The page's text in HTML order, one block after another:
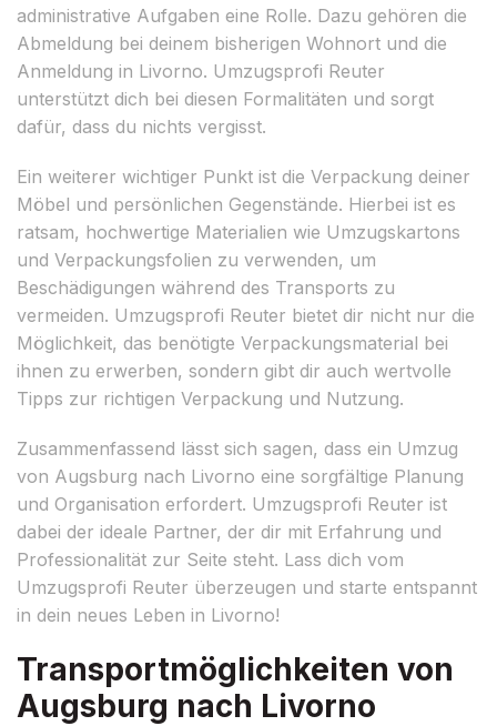
administrative Aufgaben eine Rolle. Dazu gehören die
Abmeldung bei deinem bisherigen Wohnort und die
Anmeldung in Livorno. Umzugsprofi Reuter
unterstützt dich bei diesen Formalitäten und sorgt
dafür, dass du nichts vergisst.
Ein weiterer wichtiger Punkt ist die Verpackung deiner
Möbel und persönlichen Gegenstände. Hierbei ist es
ratsam, hochwertige Materialien wie Umzugskartons
und Verpackungsfolien zu verwenden, um
Beschädigungen während des Transports zu
vermeiden. Umzugsprofi Reuter bietet dir nicht nur die
Möglichkeit, das benötigte Verpackungsmaterial bei
ihnen zu erwerben, sondern gibt dir auch wertvolle
Tipps zur richtigen Verpackung und Nutzung.
Zusammenfassend lässt sich sagen, dass ein Umzug
von Augsburg nach Livorno eine sorgfältige Planung
und Organisation erfordert. Umzugsprofi Reuter ist
dabei der ideale Partner, der dir mit Erfahrung und
Professionalität zur Seite steht. Lass dich vom
Umzugsprofi Reuter überzeugen und starte entspannt
in dein neues Leben in Livorno!
Transportmöglichkeiten von
Augsburg nach Livorno